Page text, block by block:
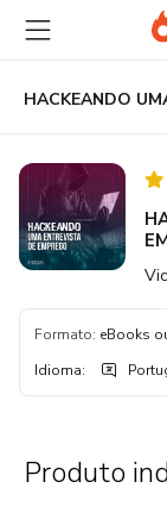
para
conteúdo
principal
para
pagamento
para
rodapé
Formato: eBooks
Idioma:
Produto